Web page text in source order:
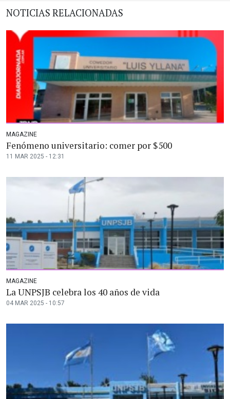
NOTICIAS RELACIONADAS
MAGAZINE
Fenómeno universitario: comer por $500
11 MAR 2025 - 12:31
MAGAZINE
La UNPSJB celebra los 40 años de vida
04 MAR 2025 - 10:57